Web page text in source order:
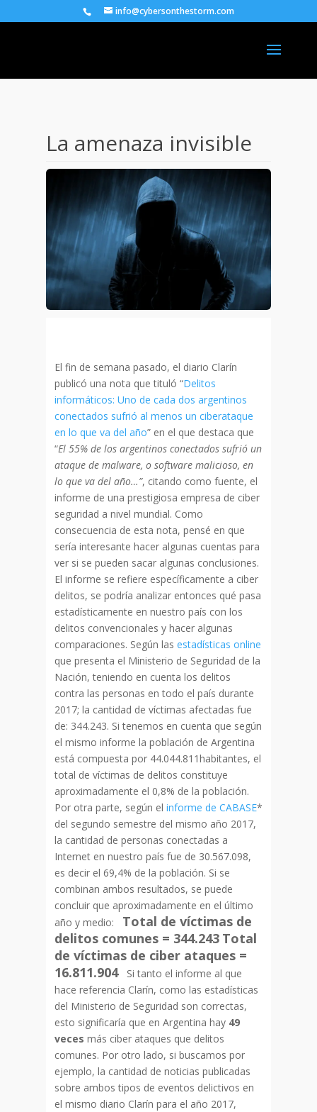
info@cybersonthestorm.com
La amenaza invisible
El fin de semana pasado, el diario Clarín
publicó una nota que tituló “Delitos
informáticos: Uno de cada dos argentinos
conectados sufrió al menos un ciberataque
en lo que va del año” en el que destaca que
“El 55% de los argentinos conectados sufrió un
ataque de malware, o software malicioso, en
lo que va del año…”, citando como fuente, el
informe de una prestigiosa empresa de ciber
seguridad a nivel mundial. Como
consecuencia de esta nota, pensé en que
sería interesante hacer algunas cuentas para
ver si se pueden sacar algunas conclusiones.
El informe se refiere específicamente a ciber
delitos, se podría analizar entonces qué pasa
estadísticamente en nuestro país con los
delitos convencionales y hacer algunas
comparaciones. Según las estadísticas online
que presenta el Ministerio de Seguridad de la
Nación, teniendo en cuenta los delitos
contra las personas en todo el país durante
2017; la cantidad de víctimas afectadas fue
de: 344.243. Si tenemos en cuenta que según
el mismo informe la población de Argentina
está compuesta por 44.044.811habitantes, el
total de víctimas de delitos constituye
aproximadamente el 0,8% de la población.
Por otra parte, según el informe de CABASE*
del segundo semestre del mismo año 2017,
la cantidad de personas conectadas a
Internet en nuestro país fue de 30.567.098,
es decir el 69,4% de la población. Si se
combinan ambos resultados, se puede
concluir que aproximadamente en el último
año y medio: Total de víctimas de
delitos comunes = 344.243 Total
de víctimas de ciber ataques =
16.811.904Si tanto el informe al que
hace referencia Clarín, como las estadísticas
del Ministerio de Seguridad son correctas,
esto significaría que en Argentina hay 49
veces más ciber ataques que delitos
comunes. Por otro lado, si buscamos por
ejemplo, la cantidad de noticias publicadas
sobre ambos tipos de eventos delictivos en
el mismo diario Clarín para el año 2017,